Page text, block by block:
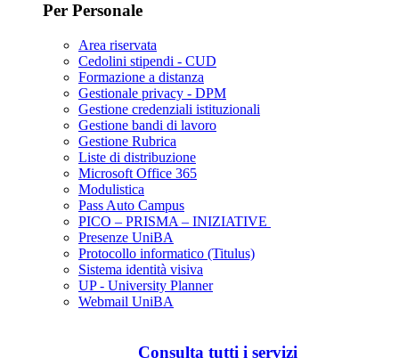
Per Personale
Area riservata
Cedolini stipendi - CUD
Formazione a distanza
Gestionale privacy - DPM
Gestione credenziali istituzionali
Gestione bandi di lavoro
Gestione Rubrica
Liste di distribuzione
Microsoft Office 365
Modulistica
Pass Auto Campus
PICO – PRISMA – INIZIATIVE
Presenze UniBA
Protocollo informatico (Titulus)
Sistema identità visiva
UP - University Planner
Webmail UniBA
Consulta tutti i servizi